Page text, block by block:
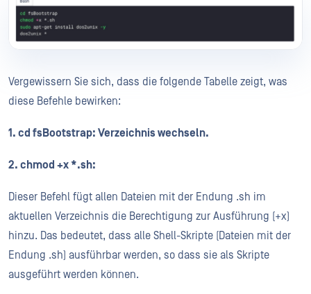
Vergewissern Sie sich, dass die folgende Tabelle zeigt, was
diese Befehle bewirken:
1. cd fsBootstrap: Verzeichnis wechseln.
2. chmod +x *.sh:
Dieser Befehl fügt allen Dateien mit der Endung .sh im
aktuellen Verzeichnis die Berechtigung zur Ausführung (+x)
hinzu. Das bedeutet, dass alle Shell-Skripte (Dateien mit der
Endung .sh) ausführbar werden, so dass sie als Skripte
ausgeführt werden können.